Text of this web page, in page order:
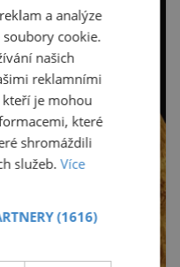
a analýze
cookie.
našich
reklamními
je mohou
které
shromáždili
služeb.Více
(1616)